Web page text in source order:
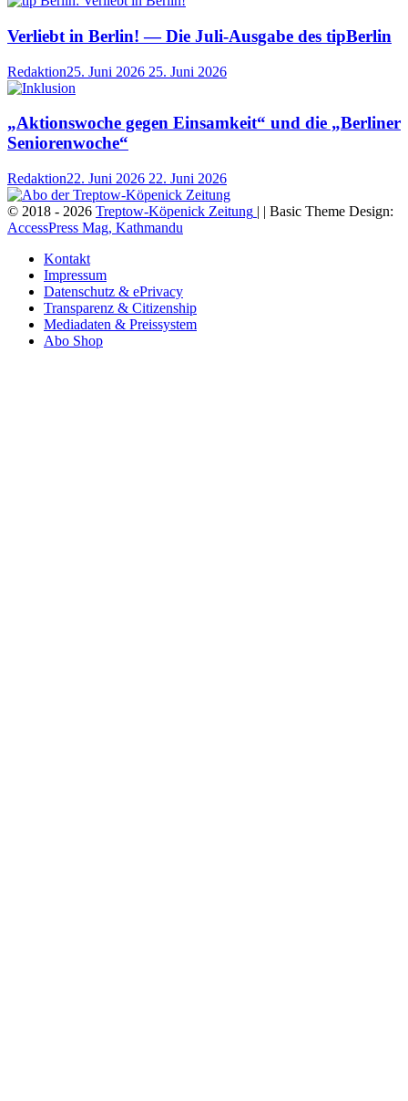
Verliebt in Berlin! — Die Juli-Ausgabe des tipBerlin
Redaktion25. Juni 2026 25. Juni 2026
„Aktionswoche gegen Einsamkeit“ und die „Berliner
Seniorenwoche“
Redaktion22. Juni 2026 22. Juni 2026
© 2018 - 2026 Treptow-Köpenick Zeitung | | Basic Theme Design:
AccessPress Mag, Kathmandu
Kontakt
Impressum
Datenschutz & ePrivacy
Transparenz & Citizenship
Mediadaten & Preissystem
Abo Shop